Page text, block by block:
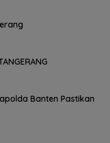
Banten Pastikan